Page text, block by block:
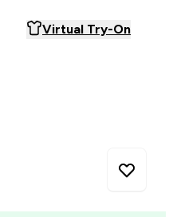
Virtual Try-On